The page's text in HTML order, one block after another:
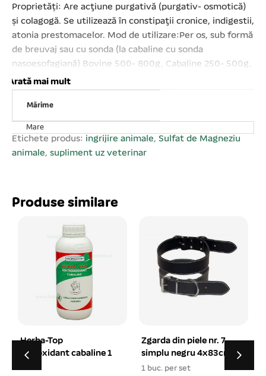
Proprietăți: Are acţiune purgativă (purgativ- osmotică)
şi colagogă. Se utilizează în constipaţii cronice, indigestii,
atonia prestomacelor. Mod de utilizare:Per os, sub formă
de breuvaj sau cu sonda (la cabaline cu sonda
nasoesofagiană) Bovine 500- 800g, Cabaline 250- 500g,
Ovine, Porcine 25- 50g, Câini 10- 25g, Pisici adulte 2g .
Precauții:Se păstrează la temperatura camerei, ferit de
umezeală. A nu se lăsa la îndemâna copiilor! Prezentare:1
Kg
Arată mai mult
Mărime
Mare
Etichete produs: ingrijire animale, Sulfat de Magneziu
animale, supliment uz veterinar
Produse similare
Herba-Top
antioxidant cabaline 1
Zgarda din piele nr. 7
simplu negru 4x83cm
1 buc. per set